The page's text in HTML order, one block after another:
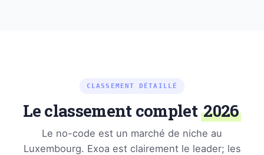
CLASSEMENT DÉTAILLÉ
Le classement complet2026
Le no-code est un marché de niche au
Luxembourg. Exoa est clairement le leader; les